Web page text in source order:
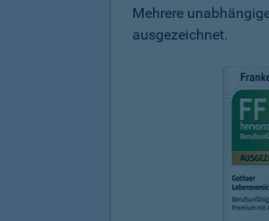
Mehrere
ausgezeichnet.